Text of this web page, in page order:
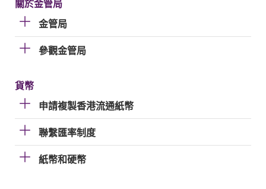
關於金管局
金管局
參觀金管局
貨幣
申請複製香港流通紙幣
聯繫匯率制度
紙幣和硬幣